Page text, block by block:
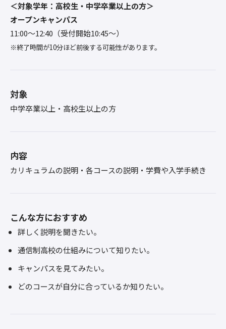
＜対象学年：高校生・中学卒業以上の方＞
オープンキャンパス
11:00〜12:40（受付開始10:45～）
※終了時間が10分ほど前後する可能性があります。
対象
中学卒業以上・高校生以上の方
内容
カリキュラムの説明・各コースの説明・学費や入学手続き
こんな方におすすめ
詳しく説明を聞きたい。
通信制高校の仕組みについて知りたい。
キャンパスを見てみたい。
どのコースが自分に合っているか知りたい。